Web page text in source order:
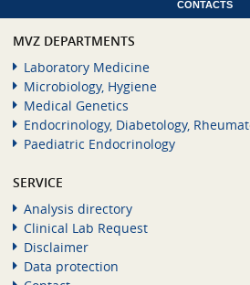
CONTACTS
MVZ DEPARTMENTS
Laboratory Medicine
Microbiology, Hygiene
Medical Genetics
Endocrinology, Diabetology,
Paediatric Endocrinology
SERVICE
Analysis directory
Clinical Lab Request
Disclaimer
Data protection